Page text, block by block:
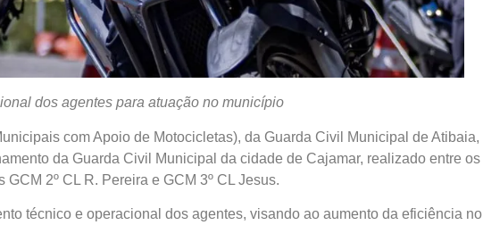
dos agentes para atuação no município
com Apoio de Motocicletas), da Guarda Civil Municipal de Atibaia,
da Guarda Civil Municipal da cidade de Cajamar, realizado entre os
2º CL R. Pereira e GCM 3º CL Jesus.
técnico e operacional dos agentes, visando ao aumento da eficiência no